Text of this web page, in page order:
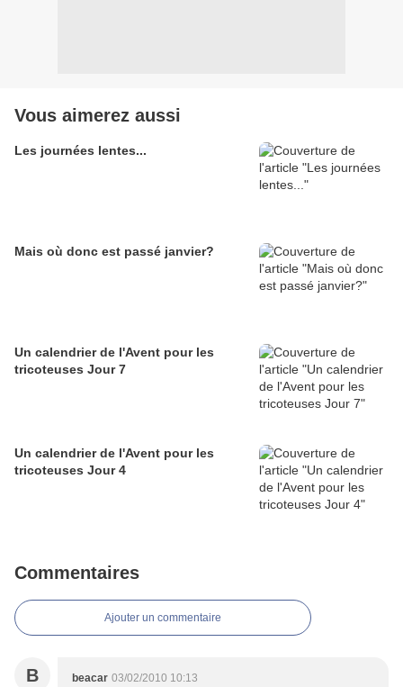
Vous aimerez aussi
Les journées lentes...
Mais où donc est passé janvier?
Un calendrier de l'Avent pour les
tricoteuses Jour 7
Un calendrier de l'Avent pour les
tricoteuses Jour 4
Commentaires
Ajouter un commentaire
B beacar 03/02/2010 10:13